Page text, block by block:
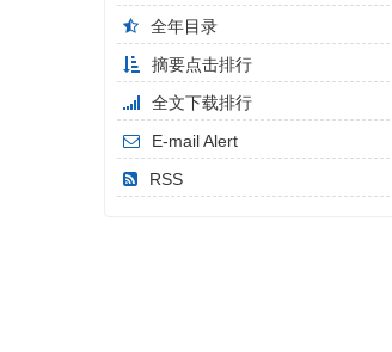
全年目录
摘要点击排行
全文下载排行
E-mail Alert
RSS